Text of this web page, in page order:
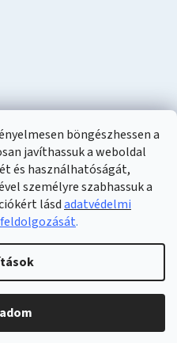
böngészhessen a
javíthassuk a weboldal
és használhatóságát,
személyre szabhassuk a
lásdadatvédelmi
.
készítette